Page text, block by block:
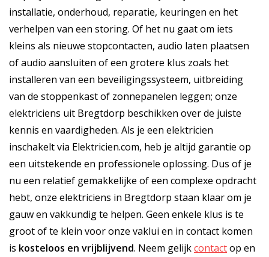
installatie, onderhoud, reparatie, keuringen en het
verhelpen van een storing. Of het nu gaat om iets
kleins als nieuwe stopcontacten, audio laten plaatsen
of audio aansluiten of een grotere klus zoals het
installeren van een beveiligingssysteem, uitbreiding
van de stoppenkast of zonnepanelen leggen; onze
elektriciens uit Bregtdorp beschikken over de juiste
kennis en vaardigheden. Als je een elektricien
inschakelt via Elektricien.com, heb je altijd garantie op
een uitstekende en professionele oplossing. Dus of je
nu een relatief gemakkelijke of een complexe opdracht
hebt, onze elektriciens in Bregtdorp staan klaar om je
gauw en vakkundig te helpen. Geen enkele klus is te
groot of te klein voor onze vaklui en in contact komen
is kosteloos en vrijblijvend. Neem gelijkcontactop en